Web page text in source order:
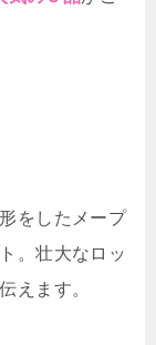
をしたメープ
。壮大なロッ
えます。